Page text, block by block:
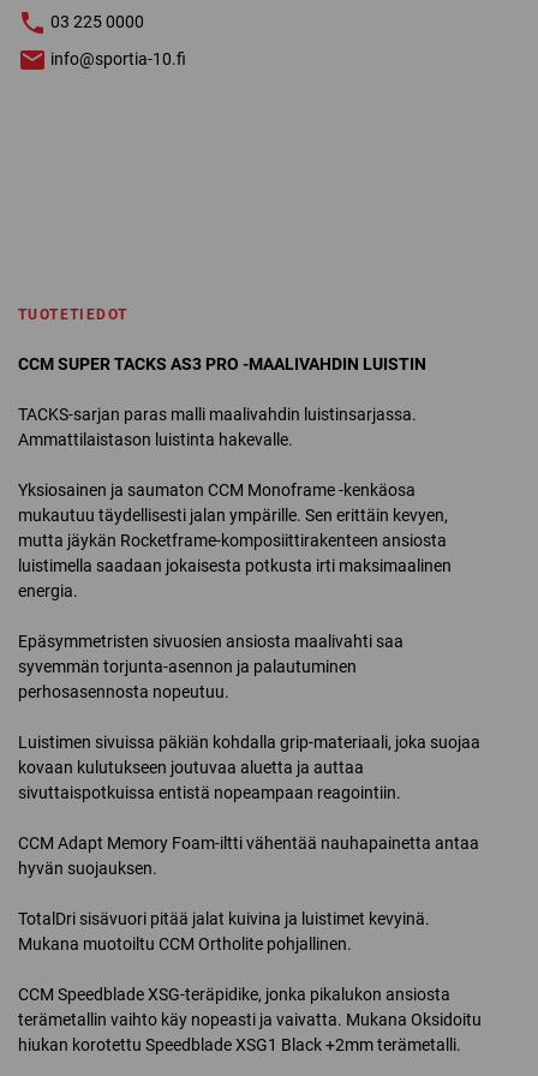
määrä
03 225 0000
info@sportia-10.fi
TUOTETIEDOT
CCM SUPER TACKS AS3 PRO -MAALIVAHDIN LUISTIN
TACKS-sarjan paras malli maalivahdin luistinsarjassa.
Ammattilaistason luistinta hakevalle.
Yksiosainen ja saumaton CCM Monoframe -kenkäosa
mukautuu täydellisesti jalan ympärille. Sen erittäin kevyen,
mutta jäykän Rocketframe-komposiittirakenteen ansiosta
luistimella saadaan jokaisesta potkusta irti maksimaalinen
energia.
Epäsymmetristen sivuosien ansiosta maalivahti saa
syvemmän torjunta-asennon ja palautuminen
perhosasennosta nopeutuu.
Luistimen sivuissa päkiän kohdalla grip-materiaali, joka suojaa
kovaan kulutukseen joutuvaa aluetta ja auttaa
sivuttaispotkuissa entistä nopeampaan reagointiin.
CCM Adapt Memory Foam-iltti vähentää nauhapainetta antaa
hyvän suojauksen.
TotalDri sisävuori pitää jalat kuivina ja luistimet kevyinä.
Mukana muotoiltu CCM Ortholite pohjallinen.
CCM Speedblade XSG-teräpidike, jonka pikalukon ansiosta
terämetallin vaihto käy nopeasti ja vaivatta. Mukana Oksidoitu
hiukan korotettu Speedblade XSG1 Black +2mm terämetalli.